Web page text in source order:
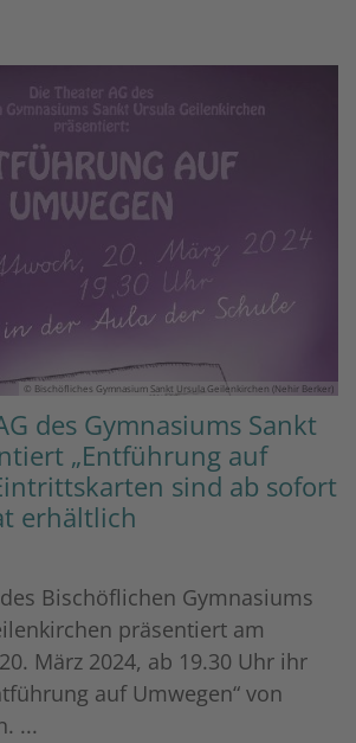
© Bischöfliches Gymnasium Sankt Ursula Geilenkirchen (Nehir Berker)
des Gymnasiums Sankt
„Entführung auf
sind ab sofort
erhältlich
Bischöflichen Gymnasiums
präsentiert am
März 2024, ab 19.30 Uhr ihr
auf Umwegen“ von
...